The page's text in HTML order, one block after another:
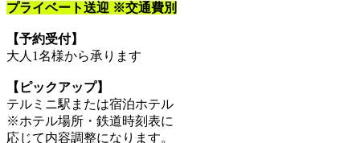
プライベート送迎 ※交通費別
【予約受付】
大人1名様から承ります
【ピックアップ】
テルミニ駅または宿泊ホテル
※ホテル場所・鉄道時刻表に
応じて内容調整になります。